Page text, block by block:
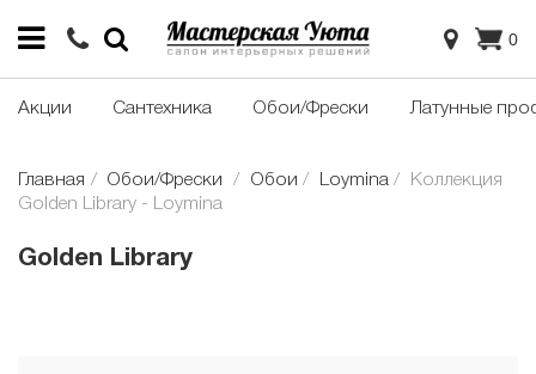
0
Акции Сантехника Обои/Фрески Латунные
Главная Обои/Фрески Обои Loymina
Коллекция
Golden Library - Loymina
Golden Library